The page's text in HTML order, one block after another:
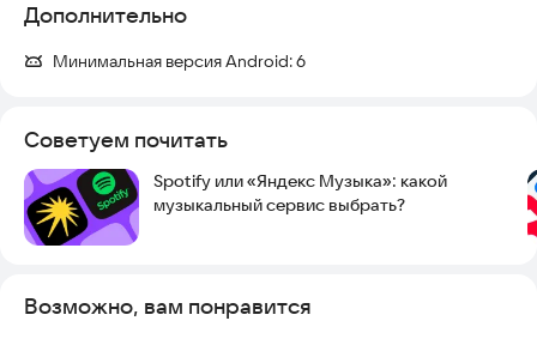
Дополнительно
Минимальная версия Android:6
Советуем почитать
Spotify или «Яндекс Музыка»: какой
музыкальный сервис выбрать?
Возможно, вам понравится